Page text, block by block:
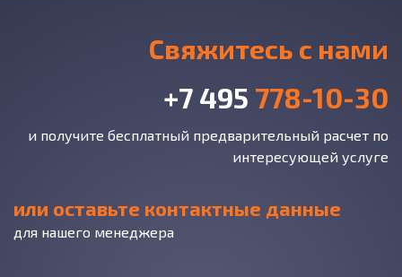
Свяжитесь с нами
+7 495 778-10-30
и получите бесплатный предварительный расчет по
интересующей услуге
или оставьте контактные данные
для нашего менеджера